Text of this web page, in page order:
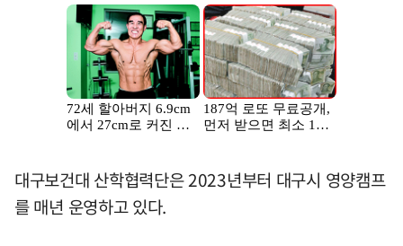
대구보건대 산학협력단은 2023년부터 대구시 영양캠프
를 매년 운영하고 있다.